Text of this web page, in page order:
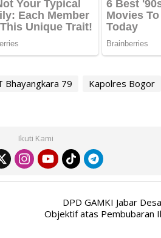
Bhayangkara 79
Kapolres Bogor
Ikuti Kami
DPD GAMKI Jabar
Objektif atas Pembubaran